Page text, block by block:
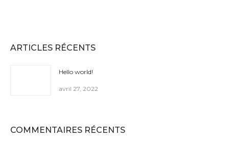
ARTICLES RÉCENTS
Hello world!
avril 27, 2022
COMMENTAIRES RÉCENTS